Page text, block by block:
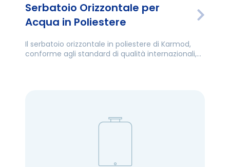
Serbatoio Orizzontale per
Acqua in Poliestere
Il serbatoio orizzontale in poliestere di Karmod,
conforme agli standard di qualità internazionali,